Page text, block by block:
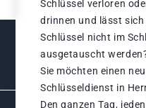
Schlüssel verloren
drinnen und lässt
Schlüssel nicht im
ausgetauscht
Sie möchten einen
Schlüsseldienst in
Den ganzen Tag,